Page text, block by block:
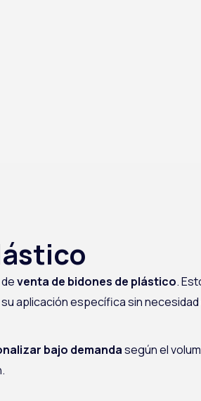
venta de bidones de plástico.
aplicación específica sin necesidad
bajo demandasegún el